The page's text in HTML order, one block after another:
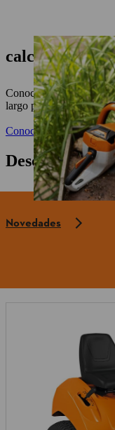
calculadora
Conoce con nuestra
largo plazo al tener un
Conoce más aquí
Descubre
Novedades